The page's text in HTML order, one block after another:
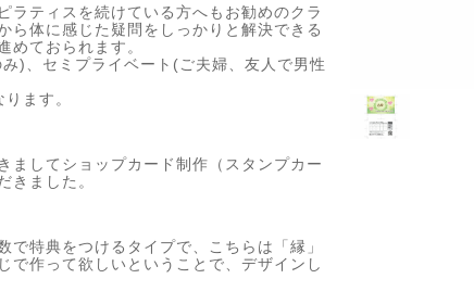
ラティスを続けている方へもお勧めのクラ
ら体に感じた疑問をしっかりと解決できる
めておられます。
)、セミプライベート(ご夫婦、友人で男性
ます。
ましてショップカード制作（スタンプカー
きました。
で特典をつけるタイプで、こちらは「縁」
で作って欲しいということで、デザインし